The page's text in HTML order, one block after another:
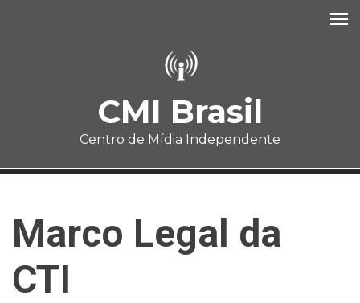
CMI Brasil
Centro de Mídia Independente
Marco Legal da
CTI